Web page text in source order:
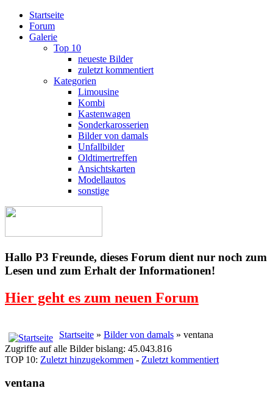
Startseite
Forum
Galerie
Top 10
neueste Bilder
zuletzt kommentiert
Kategorien
Limousine
Kombi
Kastenwagen
Sonderkarosserien
Bilder von damals
Unfallbilder
Oldtimertreffen
Ansichtskarten
Modellautos
sonstige
Hallo P3 Freunde, dieses Forum dient nur noch zum
Lesen und zum Erhalt der Informationen!
Hier geht es zum neuen Forum
Startseite » Bilder von damals » ventana
Zugriffe auf alle Bilder bislang: 45.043.816
TOP 10: Zuletzt hinzugekommen - Zuletzt kommentiert
ventana